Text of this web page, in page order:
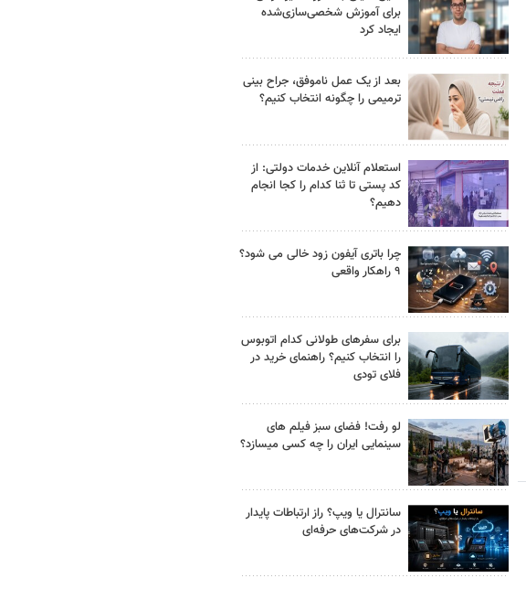
برای آموزش شخصی‌سازی‌شده
ایجاد کرد
بعد از یک عمل ناموفق، جراح بینی
ترمیمی را چگونه انتخاب کنیم؟
استعلام آنلاین خدمات دولتی: از
کد پستی تا ثنا کدام را کجا انجام
دهیم؟
چرا باتری آیفون زود خالی می شود؟
۹ راهکار واقعی
برای سفرهای طولانی کدام اتوبوس
را انتخاب کنیم؟ راهنمای خرید در
فلای تودی
لو رفت! فضای سبز فیلم های
سینمایی ایران را چه کسی میسازد؟
سانترال یا ویپ؟ راز ارتباطات پایدار
در شرکت‌های حرفه‌ای